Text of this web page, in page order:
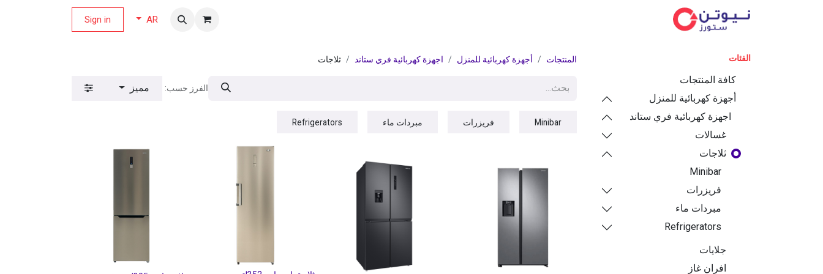
AR
Sign in
الفئات
كافة المنتجات
أجهزة كهربائية للمنزل
اجهزة كهربائية فري ستاند
غسالات
ثلاجات
Minibar
فريزرات
مبردات ماء
Refrigerators
جلايات
افران غاز
المنتجات أجهزة كهربائية للمنزل اجهزة كهربائية فري ستاند ثلاجات
الفرز حسب: مميز
Minibar فريزرات مبردات ماء Refrigerators